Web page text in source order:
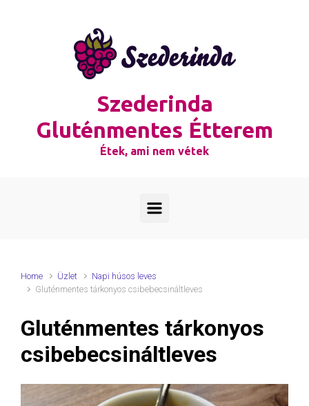
Szederinda
Gluténmentes Étterem
Étek, ami nem vétek
Home Üzlet
Napi húsos leves
Gluténmentes tárkonyos csibebecsináltleves
Gluténmentes tárkonyos
csibebecsináltleves